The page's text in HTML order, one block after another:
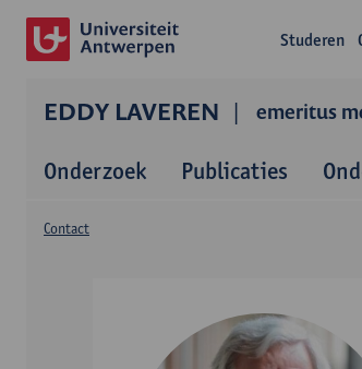
Studeren
EDDY LAVEREN emeritus
Onderzoek Publicaties
Contact